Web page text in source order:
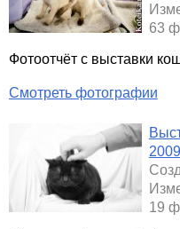
63
Фотоотчёт с выставки
Смотреть фотографии
2009
19